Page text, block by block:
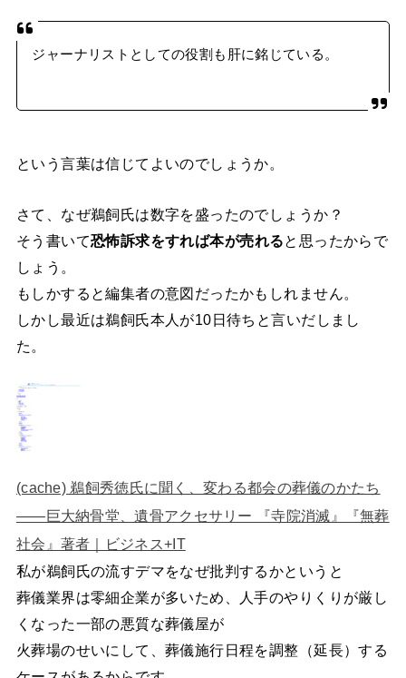
ジャーナリストとしての役割も肝に銘じている。
という言葉は信じてよいのでしょうか。
さて、なぜ鵜飼氏は数字を盛ったのでしょうか？
そう書いて恐怖訴求をすれば本が売れると思ったからで
しょう。
もしかすると編集者の意図だったかもしれません。
しかし最近は鵜飼氏本人が10日待ちと言いだしまし
た。
(cache) 鵜飼秀徳氏に聞く、変わる都会の葬儀のかたち
――巨大納骨堂、遺骨アクセサリー 『寺院消滅』『無葬
社会』著者｜ビジネス+IT
私が鵜飼氏の流すデマをなぜ批判するかというと
葬儀業界は零細企業が多いため、人手のやりくりが厳し
くなった一部の悪質な葬儀屋が
火葬場のせいにして、葬儀施行日程を調整（延長）する